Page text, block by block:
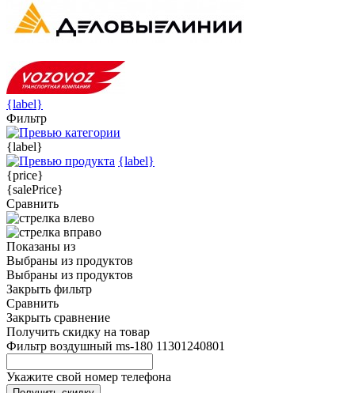
{label}
Фильтр
{label}
{label}
{price}
{salePrice}
Сравнить
Показаны из
Выбраны из продуктов
Выбраны из продуктов
Закрыть фильтр
Сравнить
Закрыть сравнение
Получить скидку на товар
Фильтр воздушный ms-180 11301240801
Укажите свой номер телефона